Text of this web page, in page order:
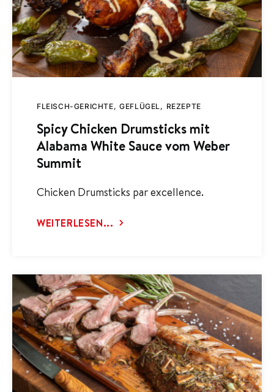
FLEISCH-GERICHTE GEFLÜGEL REZEPTE
Spicy Chicken Drumsticks mit
Alabama White Sauce vom Weber
Summit
Chicken Drumsticks par excellence.
WEITERLESEN...